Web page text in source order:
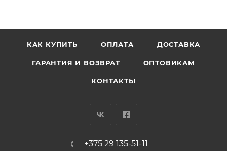
КАК КУПИТЬ ОПЛАТА ДОСТАВКА
ГАРАНТИЯ И ВОЗВРАТ ОПТОВИКАМ
КОНТАКТЫ
+375 29 135-51-11